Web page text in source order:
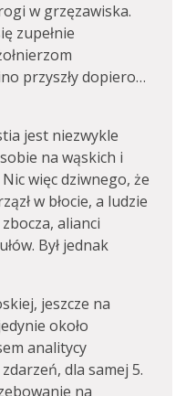
w grzęzawiska.
zupełnie
przyszły dopiero…
jest niezwykle
na wąskich i
więc dziwnego, że
w błocie, a ludzie
alianci
Był jednak
jeszcze na
około
analitycy
dla samej 5.
na